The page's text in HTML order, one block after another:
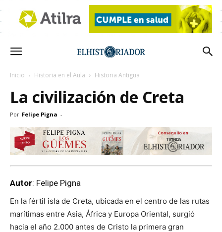
Inicio Historia en el Aula Historia Antigua
La civilización de Creta
Por Felipe Pigna -
Autor: Felipe Pigna
En la fértil isla de Creta, ubicada en el centro de las rutas
marítimas entre Asia, África y Europa Oriental, surgió
hacia el año 2.000 antes de Cristo la primera gran